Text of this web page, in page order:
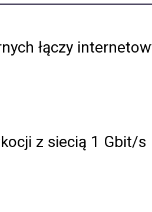
łączy
z siecią 1 Gbit/s